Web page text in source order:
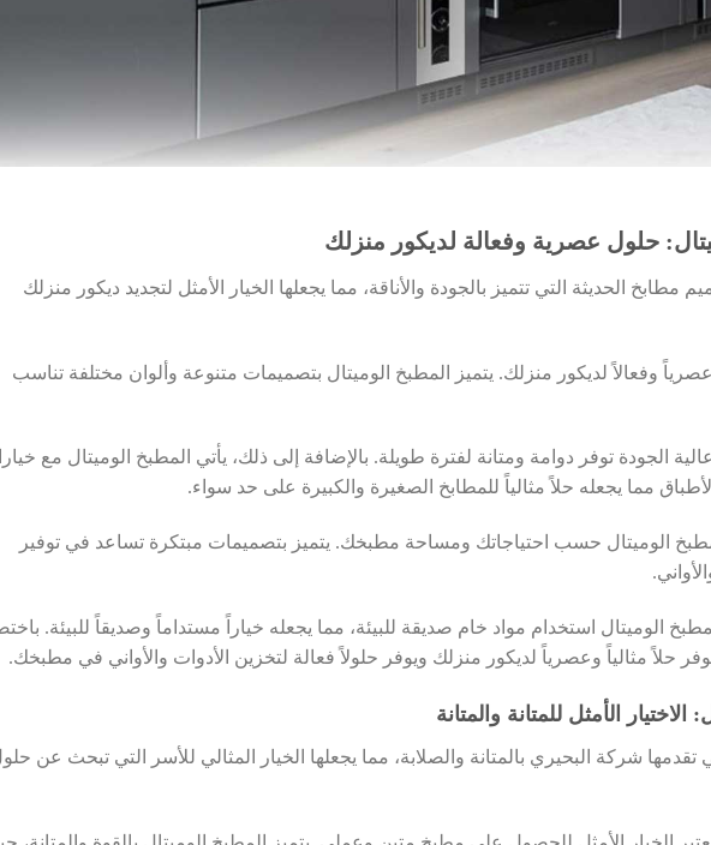
حلول عصرية وفعالة لديكور منزلك
الحديثة التي تتميز بالجودة والأناقة، مما يجعلها الخيار الأمثل لتجديد ديكور منزلك
وفعالاً لديكور منزلك. يتميز المطبخ الوميتال بتصميمات متنوعة وألوان مختلفة تناسب
الجودة توفر دوامة ومتانة لفترة طويلة. بالإضافة إلى ذلك، يأتي المطبخ الوميتال مع
مما يجعله حلاً مثالياً للمطابخ الصغيرة والكبيرة على حد سواء.
الوميتال حسب احتياجاتك ومساحة مطبخك. يتميز بتصميمات مبتكرة تساعد في توفير
الوميتال استخدام مواد خام صديقة للبيئة، مما يجعله خياراً مستداماً وصديقاً للبيئة.
حلاً مثالياً وعصرياً لديكور منزلك ويوفر حلولاً فعالة لتخزين الأدوات والأواني في مطبخك.
الأمثل للمتانة والمتانة
تقدمها شركة البحيري بالمتانة والصلابة، مما يجعلها الخيار المثالي للأسر التي تبحث عن